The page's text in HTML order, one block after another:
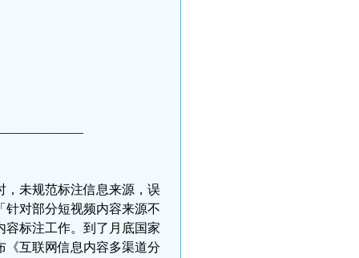
，未规范标注信息来源，误
对部分短视频内容来源不
标注工作。到了月底国家
互联网信息内容多渠道分